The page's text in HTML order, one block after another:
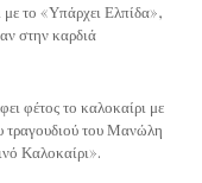
με το «Υπάρχει Ελπίδα»,
στην καρδιά
φέτος το καλοκαίρι με
τραγουδιού του Μανώλη
Καλοκαίρι».